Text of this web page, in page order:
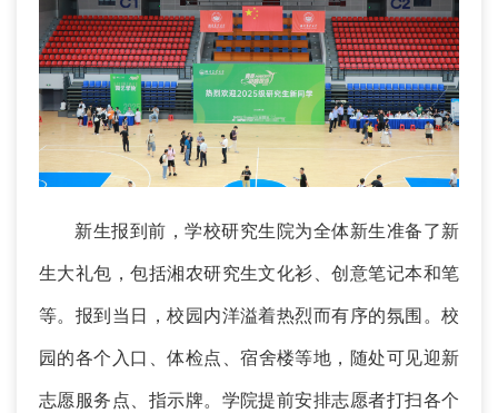
新生报到前，学校研究生院为全体新生准备了新
生大礼包，包括湘农研究生文化衫、创意笔记本和笔
等。 报到当日，校园内洋溢着热烈而有序的氛围。校
园的各个 入口、体检点 、宿舍楼等地，随处可见迎新
志愿服务点、指示牌。 学院提前安排志愿者打扫各个